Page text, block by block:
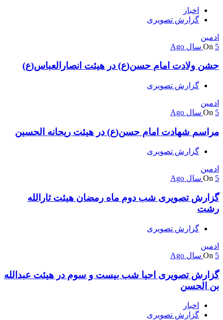
اخبار
گزارش تصویری
ادمین
On 5 سال Ago
جشن ولادت امام حسن(ع) در هیئت انصارالعباس(ع)
گزارش تصویری
ادمین
On 5 سال Ago
مراسم شهادت امام حسن(ع) در هیئت ریحانه الحسین
گزارش تصویری
ادمین
On 5 سال Ago
گزارش تصویری شب دوم ماه رمضان هیئت ثارالله
رشت
گزارش تصویری
ادمین
On 5 سال Ago
گزارش تصویری احیا شب بیست و سوم در هیئت عبدالله
بن الحسن
اخبار
گزارش تصویری